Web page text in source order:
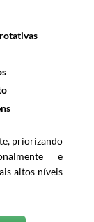
priorizando
e
altos níveis